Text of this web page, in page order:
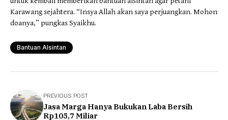
Karawang sejahtera. “Insya Allah akan saya perjuangkan. Mohon
doanya,” pungkas Syaikhu.
Bantuan Alsintan
PREVIOUS POST
Jasa Marga Hanya Bukukan Laba Bersih
Rp105,7 Miliar